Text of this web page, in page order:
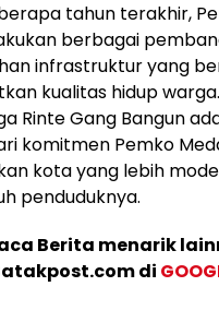
tahun terakhir,
berbagai
infrastruktur yang
kualitas hidup
Rinte Gang Bangun
komitmen Pemko
kota yang lebih
penduduknya.
Berita menarik
di